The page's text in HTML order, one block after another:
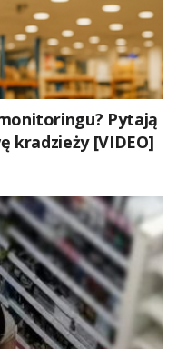
Pytają
kradzieży [VIDEO]